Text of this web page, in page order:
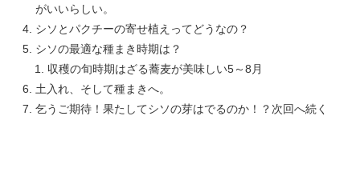
がいいらしい。
シソとパクチーの寄せ植えってどうなの？
シソの最適な種まき時期は？
収穫の旬時期はざる蕎麦が美味しい5～8月
土入れ、そして種まきへ。
乞うご期待！果たしてシソの芽はでるのか！？次回へ続く